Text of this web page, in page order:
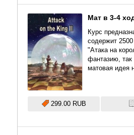
Мат в 3-4
Курс
содержит
"Атака на
фантазию, так
матовая идея
299.00 RUB